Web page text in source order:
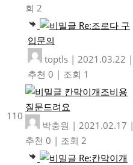
회 2
Re:조로다 구
입문의
toptls | 2021.03.22 |
추천 0 | 조회 1
110
칸막이개조비용
질문드려요
박충원 | 2021.02.17 |
추천 0 | 조회 2
Re:칸막이개